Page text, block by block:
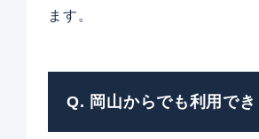
ます。
Q. 岡山からでも利用でき